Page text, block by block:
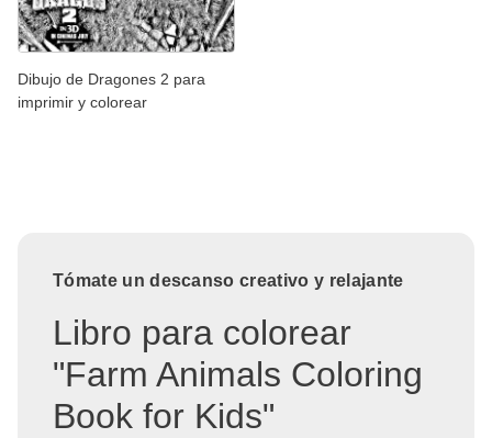
Dibujo de Dragones 2 para
imprimir y colorear
Tómate un descanso creativo y relajante
Libro para colorear
"Farm Animals Coloring
Book for Kids"